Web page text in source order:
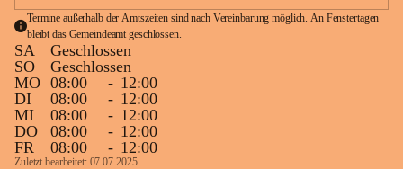
Termine außerhalb der Amtszeiten sind nach Vereinbarung möglich. An Fenstertagen
bleibt das Gemeindeamt geschlossen.
SA
Geschlossen
SO
Geschlossen
MO 08:00 - 12:00
DI
08:00 - 12:00
MI
08:00 - 12:00
DO
08:00 - 12:00
FR
08:00 - 12:00
Zuletzt bearbeitet: 07.07.2025